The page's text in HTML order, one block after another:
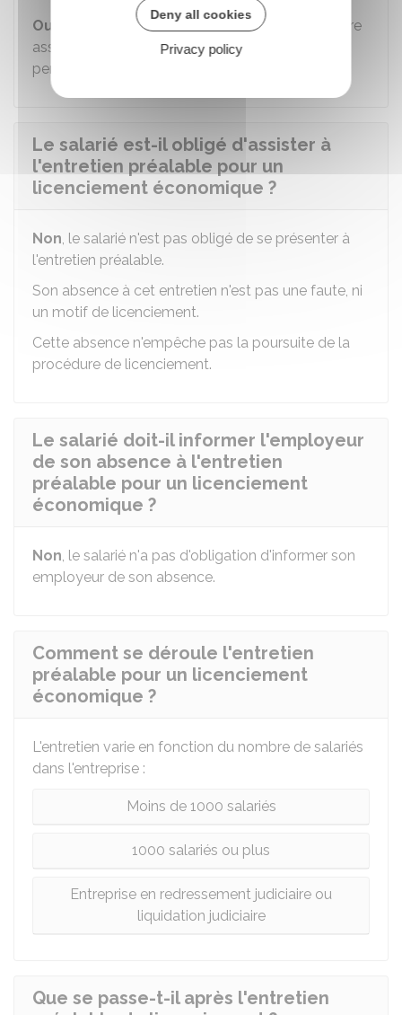
Oui
, l'employeur ou son représentant peut se faire
assister par une personne appartenant au
personnel de l'entreprise.
Le salarié est-il obligé d'assister à
l'entretien préalable pour un
licenciement économique ?
Non, le salarié n'est pas obligé de se présenter à
l'entretien préalable.
Son absence à cet entretien n'est pas une faute, ni
un motif de licenciement.
Cette absence n'empêche pas la poursuite de la
procédure de licenciement.
Le salarié doit-il informer l'employeur
de son absence à l'entretien
préalable pour un licenciement
économique ?
Non, le salarié n'a pas d'obligation d'informer son
employeur de son absence.
Comment se déroule l'entretien
préalable pour un licenciement
économique ?
L'entretien varie en fonction du nombre de salariés
dans l'entreprise :
Moins de 1000 salariés
1000 salariés ou plus
Entreprise en redressement judiciaire ou
liquidation judiciaire
Que se passe-t-il après l'entretien
Deny all cookies
Privacy policy